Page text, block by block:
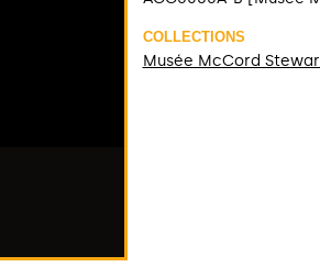
COLLECTIONS
Musée McCord